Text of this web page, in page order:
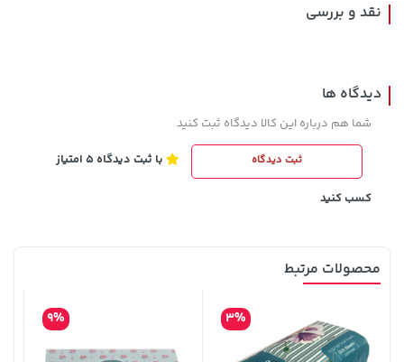
2,729,000 تومان خرید
1,143,000 تومان
نقد و بررسی
دیدگاه ها
شما هم درباره این کالا دیدگاه ثبت کنید
ثبت دیدگاه با ثبت دیدگاه 5 امتیاز
کسب کنید
محصولات مرتبط
3%
9%